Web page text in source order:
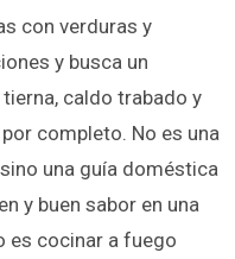
con verduras y
y busca un
caldo trabado y
completo. No es una
una guía doméstica
y buen sabor en una
es cocinar a fuego